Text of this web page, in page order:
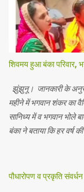
शिवमय हुआ बंका परिवार,
झुंझुनू। जानकारी के
महीने में भगवान शंकर का
सानिध्य में व भगवान भोले
बंका ने बताया कि हर वर्ष
भाविक, लाडो, मीना, रेनू,
पौधारोपण व प्रकृति